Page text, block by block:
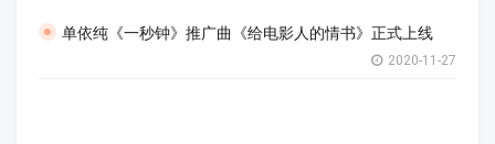
单依纯《一秒钟》推广曲《给电影人的情书》正式上线
2020-11-27